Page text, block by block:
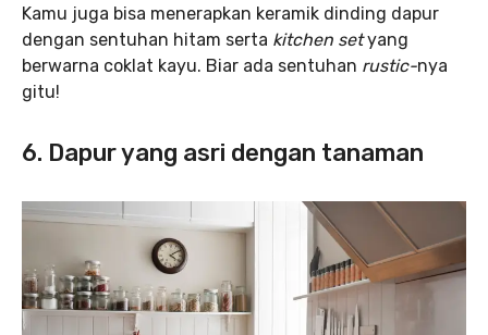
Kamu juga bisa menerapkan keramik dinding dapur
dengan sentuhan hitam serta kitchen setyang
berwarna coklat kayu. Biar ada sentuhan rustic-nya
gitu!
6. Dapur yang asri dengan tanaman